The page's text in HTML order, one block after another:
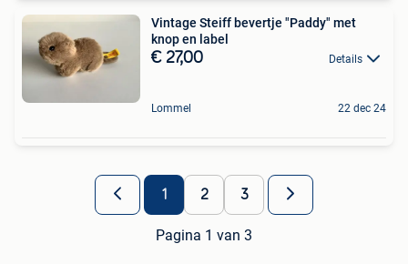
Vintage Steiff bevertje "Paddy" met
knop en label
€ 27,00 Details
Lommel 22 dec 24
1 2 3
Pagina 1 van 3